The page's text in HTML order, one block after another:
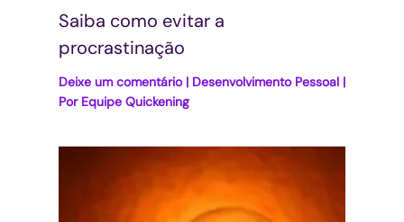
Saiba como evitar a
procrastinação
Deixe um comentário | Desenvolvimento Pessoal |
Por Equipe Quickening